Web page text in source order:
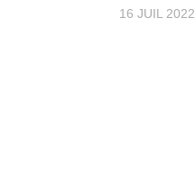
16 JUIL 2022